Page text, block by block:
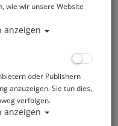
nach verlorenen
wie wir unsere Website
anzeigen
oder Publishern
anzuzeigen. Sie tun dies,
verfolgen.
anzeigen